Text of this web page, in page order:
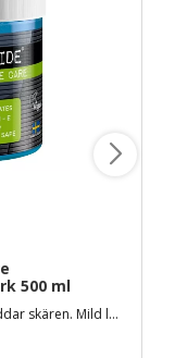
500 ml
Rengör, smörjer och rostskyddar skären. Mild lukt och svensktillverkad